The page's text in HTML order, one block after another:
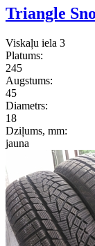
Triangle
Viskaļu iela 3
Platums:
245
Augstums:
45
Diametrs:
18
Dziļums, mm:
jauna